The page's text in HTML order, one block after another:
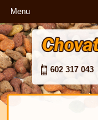
Menu
602 317 043